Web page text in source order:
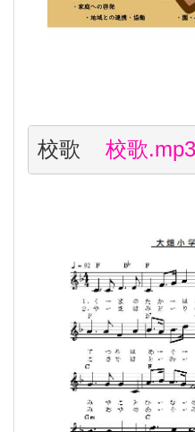
校歌 校歌.mp3